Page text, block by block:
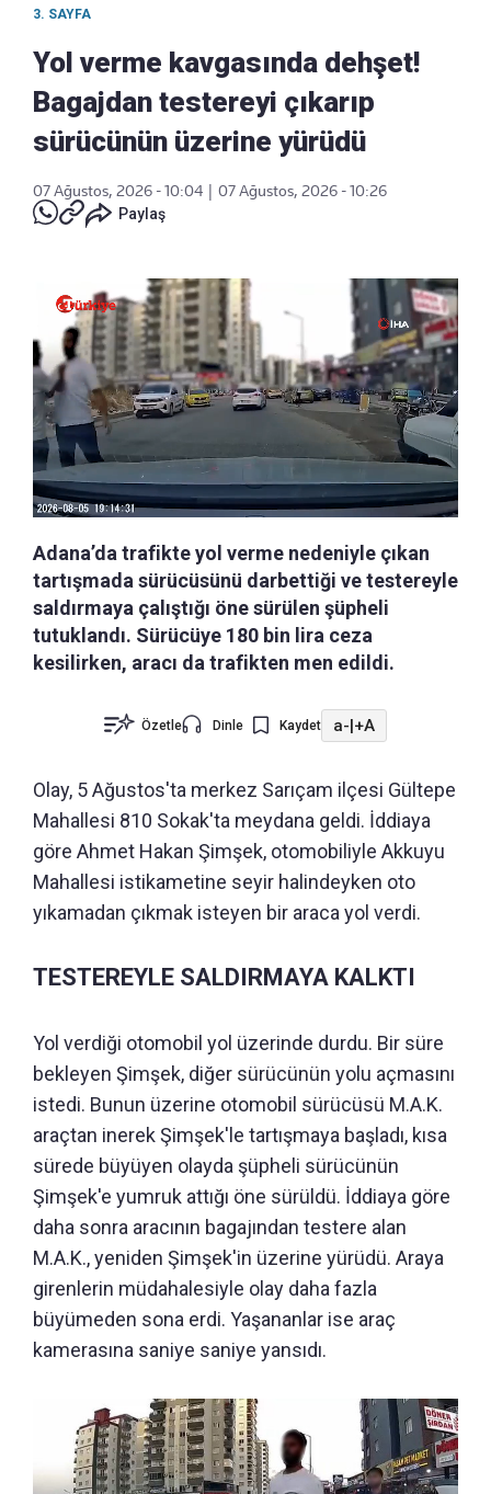
3. SAYFA
Yol verme kavgasında dehşet!
Bagajdan testereyi çıkarıp
sürücünün üzerine yürüdü
07 Ağustos, 2026 - 10:04
07 Ağustos, 2026 - 10:26
Paylaş
Adana’da trafikte yol verme nedeniyle çıkan
tartışmada sürücüsünü darbettiği ve testereyle
saldırmaya çalıştığı öne sürülen şüpheli
tutuklandı. Sürücüye 180 bin lira ceza
kesilirken, aracı da trafikten men edildi.
Özetle Dinle Kaydet a-|+A
Olay, 5 Ağustos'ta merkez Sarıçam ilçesi Gültepe
Mahallesi 810 Sokak'ta meydana geldi. İddiaya
göre Ahmet Hakan Şimşek, otomobiliyle Akkuyu
Mahallesi istikametine seyir halindeyken oto
yıkamadan çıkmak isteyen bir araca yol verdi.
TESTEREYLE SALDIRMAYA KALKTI
Yol verdiği otomobil yol üzerinde durdu. Bir süre
bekleyen Şimşek, diğer sürücünün yolu açmasını
istedi. Bunun üzerine otomobil sürücüsü M.A.K.
araçtan inerek Şimşek'le tartışmaya başladı, kısa
sürede büyüyen olayda şüpheli sürücünün
Şimşek'e yumruk attığı öne sürüldü. İddiaya göre
daha sonra aracının bagajından testere alan
M.A.K., yeniden Şimşek'in üzerine yürüdü. Araya
girenlerin müdahalesiyle olay daha fazla
büyümeden sona erdi. Yaşananlar ise araç
kamerasına saniye saniye yansıdı.